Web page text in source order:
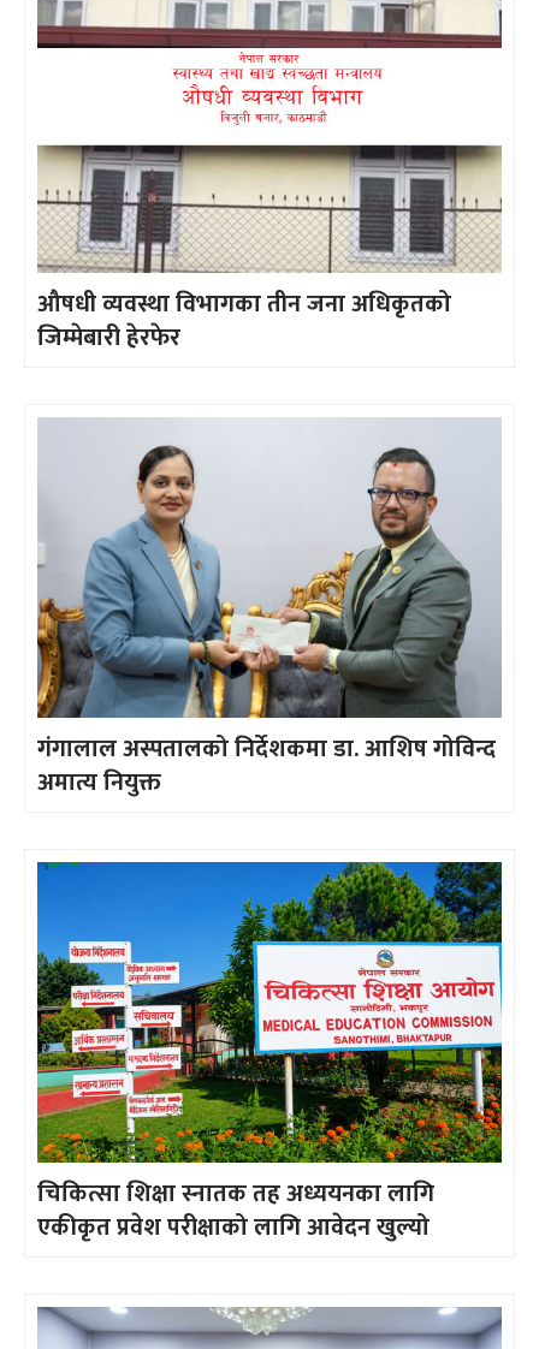
औषधी व्यवस्था विभागका तीन जना अधिकृतको
जिम्मेबारी हेरफेर
गंगालाल अस्पतालको निर्देशकमा डा. आशिष गोविन्द
अमात्य नियुक्त
चिकित्सा शिक्षा स्नातक तह अध्ययनका लागि
एकीकृत प्रवेश परीक्षाको लागि आवेदन खुल्यो